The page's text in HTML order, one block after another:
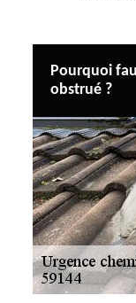
Pourquoi
obstrué ?